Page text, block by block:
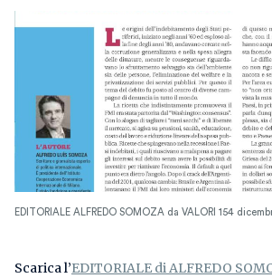
EDITORIALE ALFREDO SOMOZA da VALORI 154
Scarica l’EDITORIALE di ALFREDO